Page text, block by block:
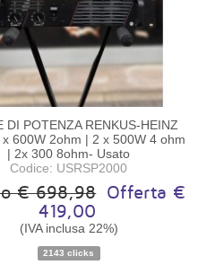
Disponibilità:Pezzo unico
DI POTENZA RENKUS-HEINZ
x 600W 2ohm | 2 x 500W 4 ohm
| 2x 300 8ohm- Usato
Codice: USRSP2000
€ 698,98
Offerta €
419,00
(IVA inclusa 22%)
2143 clicks